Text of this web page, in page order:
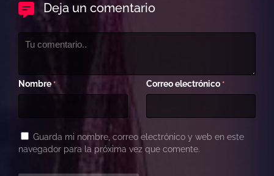
Deja un comentario
Nombre * Correo electrónico *
Guarda mi nombre, correo electrónico y web en este
navegador para la próxima vez que comente.